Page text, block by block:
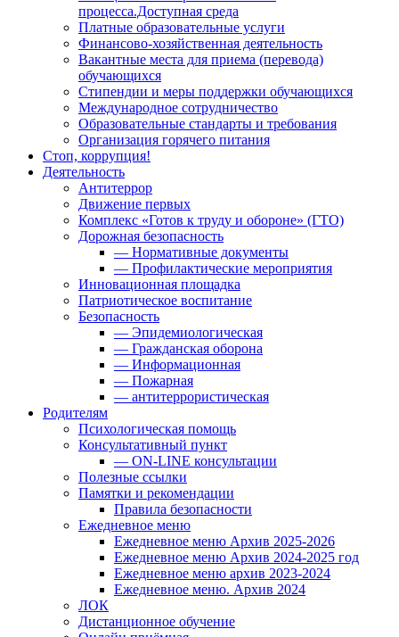
процесса.Доступная среда
Платные образовательные услуги
Финансово-хозяйственная деятельность
Вакантные места для приема (перевода)
обучающихся
Стипендии и меры поддержки обучающихся
Международное сотрудничество
Образовательные стандарты и требования
Организация горячего питания
Стоп, коррупция!
Деятельность
Антитеррор
Движение первых
Комплекс «Готов к труду и обороне» (ГТО)
Дорожная безопасность
— Нормативные документы
— Профилактические мероприятия
Инновационная площадка
Патриотическое воспитание
Безопасность
— Эпидемиологическая
— Гражданская оборона
— Информационная
— Пожарная
— антитеррористическая
Родителям
Психологическая помощь
Консультативный пункт
— ON-LINE консультации
Полезные ссылки
Памятки и рекомендации
Правила безопасности
Ежедневное меню
Ежедневное меню Архив 2025-2026
Ежедневное меню Архив 2024-2025 год
Ежедневное меню архив 2023-2024
Ежедневное меню. Архив 2024
ЛОК
Дистанционное обучение